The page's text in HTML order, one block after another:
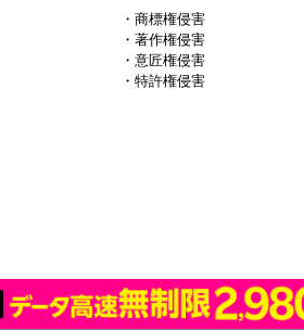
・商標権侵害
・著作権侵害
・意匠権侵害
・特許権侵害